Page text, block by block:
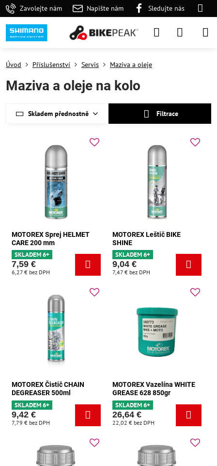
Zavolejte nám Napište nám Sledujte nás
Úvod Příslušenství Servis Maziva a oleje
Maziva a oleje na kolo
Skladem přednostně Filtrace
MOTOREX Sprej HELMET
CARE 200 mm
SKLADEM 6+
7,59 €
6,27 € bez DPH
MOTOREX Leštič BIKE
SHINE
SKLADEM 6+
9,04 €
7,47 € bez DPH
MOTOREX Čistič CHAIN ​​
DEGREASER 500ml
SKLADEM 6+
9,42 €
7,79 € bez DPH
MOTOREX Vazelína WHITE
GREASE 628 850gr
SKLADEM 6+
26,64 €
22,02 € bez DPH